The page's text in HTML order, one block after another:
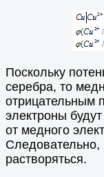
Поскольку
серебра, то
отрицательным
электроны
от медного
растворяться.